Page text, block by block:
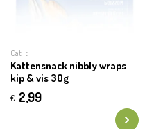
Cat It
Kattensnack nibbly wraps
kip & vis 30g
€ 2,99